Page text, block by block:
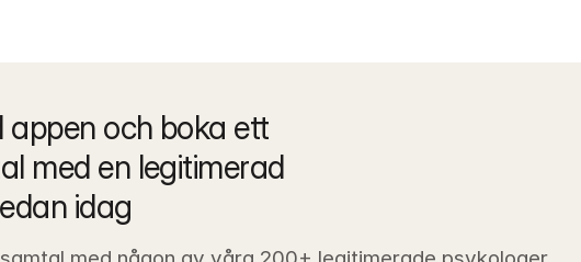
appen och boka ett
med en legitimerad
idag